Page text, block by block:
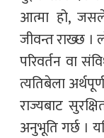
आत्मा हो,
जीवन्त राख्छ ।
परिवर्तन वा
त्यतिबेला
राज्यबाट
अनुभूति गर्छ ।